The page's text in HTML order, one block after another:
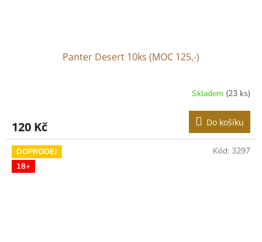
Panter Desert 10ks (MOC 125,-)
Skladem (23 ks)
120 Kč Do košíku
DOPRODEJ
18+
Kód: 3297